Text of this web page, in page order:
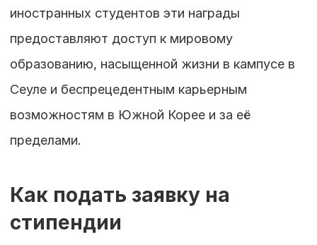
иностранных студентов эти награды
предоставляют доступ к мировому
образованию, насыщенной жизни в кампусе в
Сеуле и беспрецедентным карьерным
возможностям в Южной Корее и за её
пределами.
Как подать заявку на
стипендии